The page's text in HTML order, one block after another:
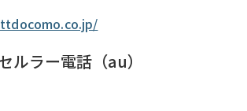
ルラー電話（au）